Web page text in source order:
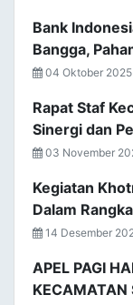
Bank
Bangga,
04 Oktober 2025
Rapat Staf
Sinergi dan
03 November
Kegiatan
Dalam
14 Desember
APEL PAGI
KECAMATAN